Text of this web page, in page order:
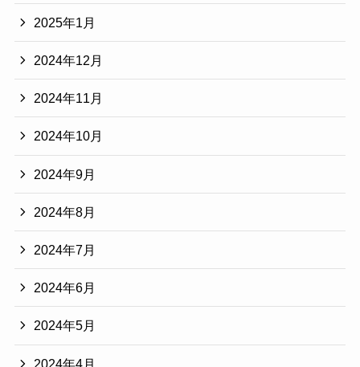
2025年1月
2024年12月
2024年11月
2024年10月
2024年9月
2024年8月
2024年7月
2024年6月
2024年5月
2024年4月